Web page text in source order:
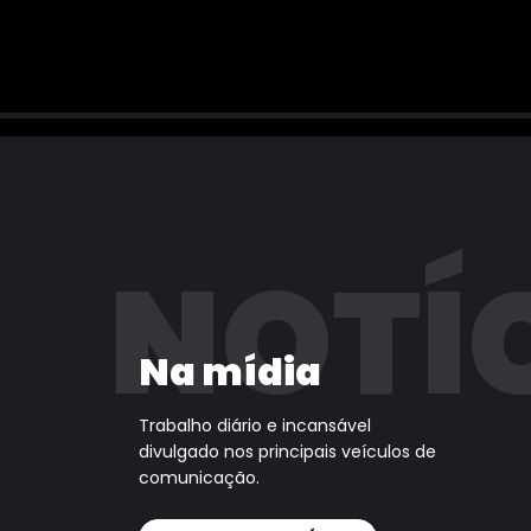
Na mídia
Trabalho diário e incansável
divulgado nos principais veículos de
comunicação.